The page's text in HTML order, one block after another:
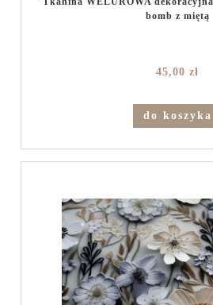
bomb z miętą
45,00 zł
do koszyka